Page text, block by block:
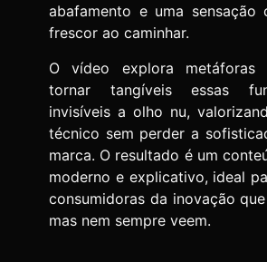
abafamento e uma sensação
frescor ao caminhar.
O vídeo explora metáforas
tornar tangíveis essas
invisíveis a olho nu,
técnico sem perder a
marca. O resultado é um
moderno e explicativo, ideal
consumidoras da inovação
mas nem sempre veem.